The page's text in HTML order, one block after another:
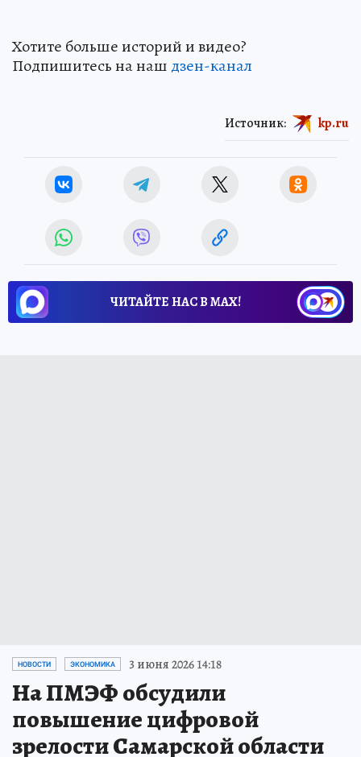
Хотите больше историй и видео?
Подпишитесь на наш дзен-канал
Источник: kp.ru
ЧИТАЙТЕ НАС В МАХ!
НОВОСТИ ЭКОНОМИКА 3 июня 2026 14:18
На ПМЭФ обсудили
повышение цифровой
зрелости Самарской области